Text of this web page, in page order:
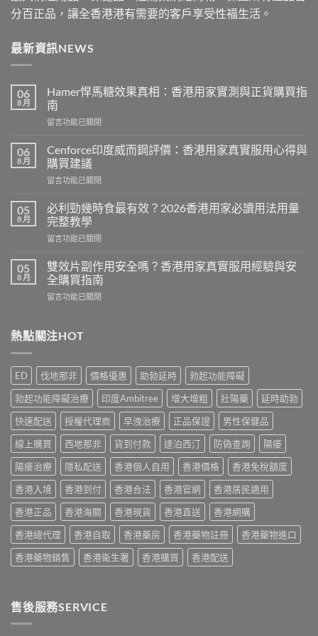
分百正品，讓全香港港有需要的客戶享受性福生活。
最新資訊NEWS
06
8 月
Hamer悍馬糖效果真相：香港用家實測與正貨購買指
南
在
悍
馬
糖
效
真
相：
香
港
家
實
與
購
南〉
中
留言功能已關閉
06
8 月
Cenforce印度威而鋼評價：香港用家真實服用心得與
購買建議
在
印
度
威
而
評
價：
港
真
用
心
得
與
購
買
建
議〉
中
留言功能已關閉
05
8 月
必利勁幾時食最有效？2026香港用家必讀用法用量
完整教學
在
利
勁
幾
時
有
香
港
用
家
必
讀
用
法
用
量
完
整
教
學〉
中
留言功能已關閉
05
8 月
雙效片副作用安全嗎？香港用家真實服用經驗與安
全購買指南
在
片
副
用
安
全
嗎？
香
港
用
家
真
實
服
用
經
驗
與
安
全
南〉
留言功能已關閉
熱點關注HOT
ED 伐地那非 價格優惠 助勃延時
勃起功能障礙
勃起功能障礙治療
印度Ambitree 增大增粗 壯陽藥
延時助勃
快速配送
授權代理商 早洩治療 正品保證
男性保健品
線上購買
西地那非 貨到付款 達泊西汀 防偽查詢
陽痿
陽痿治療
隱私配送 香港個人自用 香港價格
香港免稅額度
香港入境
香港到付 香港合法 香港官網
香港居民適用
香港正品
香港海關 香港現貨 香港直送
香港網購
香港總代理
香港自取 香港藥房 香港藥物註冊
香港藥物進口
香港藥物銷售
香港衛生署 香港購買 香港配送
售後服務SERVICE